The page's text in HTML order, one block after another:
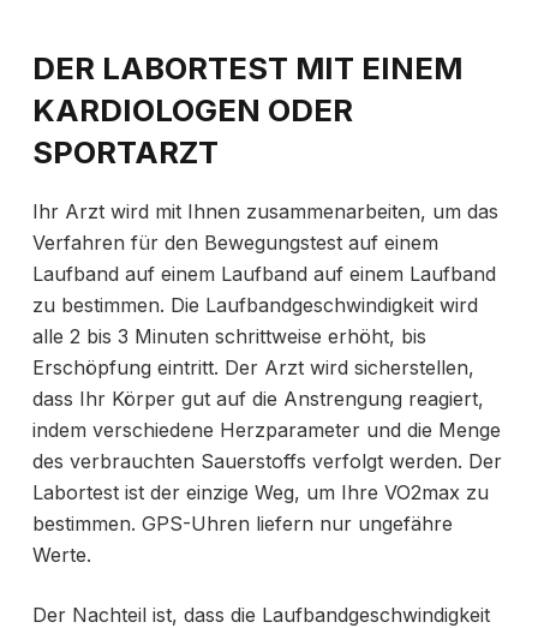
DER LABORTEST MIT EINEM
KARDIOLOGEN ODER
SPORTARZT
Ihr Arzt wird mit Ihnen zusammenarbeiten, um das
Verfahren für den Bewegungstestauf einem
Laufband auf einem Laufband auf einem Laufband
zu bestimmen. Die Laufbandgeschwindigkeit wird
alle 2 bis 3 Minuten schrittweise erhöht, bis
Erschöpfung eintritt. Der Arzt wird sicherstellen,
dass Ihr Körper gut auf die Anstrengung reagiert,
indem verschiedene Herzparameter und die Menge
des verbrauchten Sauerstoffs verfolgt werden. Der
Labortest ist der einzige Weg, um Ihre VO2max zu
bestimmen. GPS-Uhren liefern nur ungefähre
Werte.
Der Nachteil ist, dass die Laufbandgeschwindigkeit